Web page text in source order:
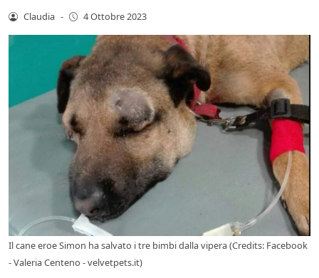
Claudia - 4 Ottobre 2023
Il cane eroe Simon ha salvato i tre bimbi dalla vipera (Credits: Facebook
- Valeria Centeno - velvetpets.it)